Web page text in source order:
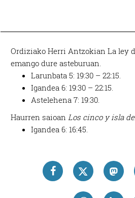
Ordiziako Herri Antzokian La ley
emango dure asteburuan.
Larunbata 5: 19:30 – 22:15.
Igandea 6: 19:30 – 22:15.
Astelehena 7: 19:30.
Haurren saioanLos cinco y isla
Igandea 6: 16:45.